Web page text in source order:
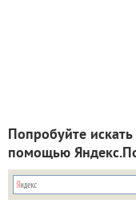
Попробуйте
помощью